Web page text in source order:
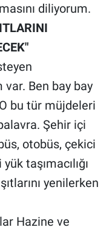
diliyorum.
var. Ben bay bay
bu tür müjdeleri
Şehir içi
otobüs, çekici
taşımacılığı
yenilerken
Hazine ve